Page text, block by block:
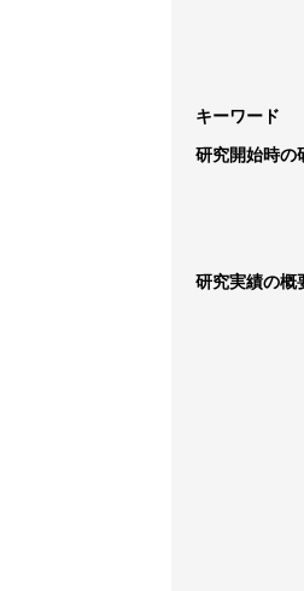
キーワード
研究開始時の
研究実績の概